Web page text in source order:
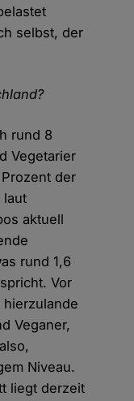
selbst, der
rund 8
Vegetarier
der
laut
aktuell
rund 1,6
Vor
hierzulande
Veganer,
Niveau.
liegt derzeit